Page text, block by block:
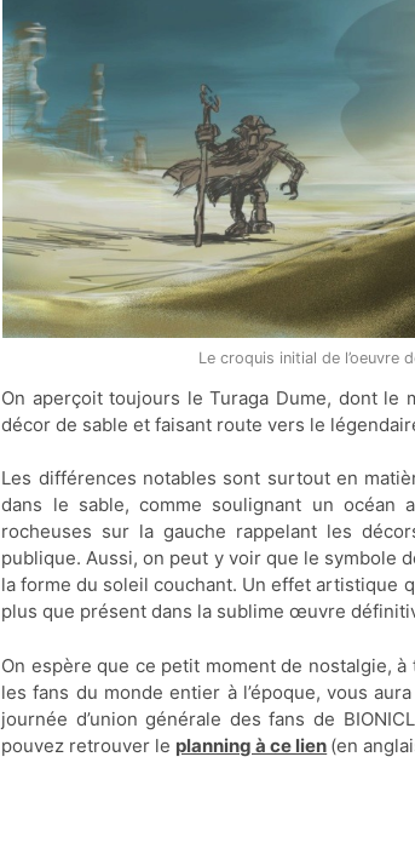
Le croquis initial de l’oeuvre
On aperçoit toujours le Turaga Dume, dont le
décor de sable et faisant route vers le
Les différences notables sont surtout en
dans le sable, comme soulignant un
rocheuses sur la gauche rappelant les
publique. Aussi, on peut y voir que le symbole
la forme du soleil couchant. Un effet artistique
plus que présent dans la sublime œuvre
On espère que ce petit moment de nostalgie,
les fans du monde entier à l’époque, vous
journée d’union générale des fans de
pouvez retrouver le planning à ce lien (en